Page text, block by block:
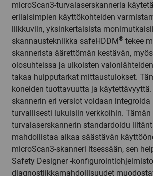
microScan3-turvalaserskanneria
erilaisimpien käyttökohteiden
liikkuviin, yksinkertaisista
skannaustekniikka safeHDDM® tekee
skannerista äärettömän kestävän,
olosuhteissa ja ulkoisten
takaa huipputarkat mittaustulokset.
koneiden tuottavuutta ja
skannerin eri versiot voidaan integroida
turvallisesti lukuisiin verkkoihin. Tämän
turvalaserskannerin standardoidu
mahdollistaa aikaa säästävän
microScan3-skanneri itsessään, sen
Safety Designer -
diagnostiikkamahdollisuudet